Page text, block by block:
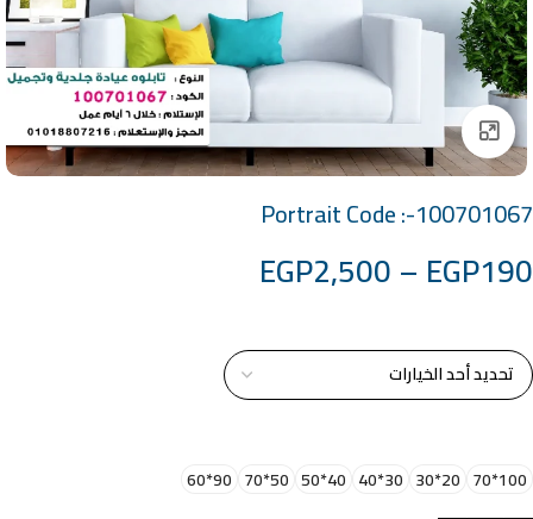
Click to enlarge
Portrait Code :-100701067
EGP190
–
EGP2,500
100*70
20*30
30*40
40*50
50*70
90*60